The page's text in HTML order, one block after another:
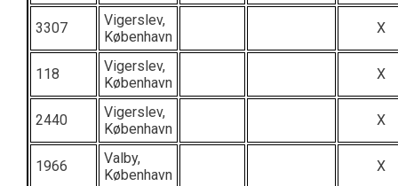
3307
Vigerslev,
København
X
118
Vigerslev,
København
X
2440
Vigerslev,
København
X
1966
Valby,
København
X